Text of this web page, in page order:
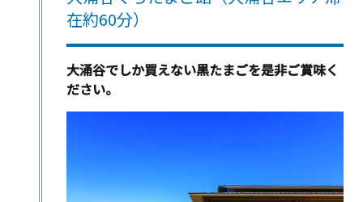
在約60分）
大涌谷でしか買えない黒たまごを是非ご賞味く
ださい。